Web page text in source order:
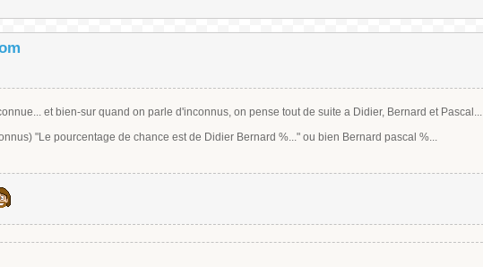
et bien-sur quand on parle d'inconnus, on pense tout de suite a Didier, Bernard et Pascal...
"Le pourcentage de chance est de Didier Bernard %..." ou bien Bernard pascal %...